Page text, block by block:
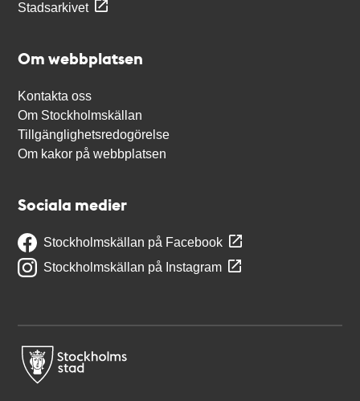
Stadsarkivet
Om webbplatsen
Kontakta oss
Om Stockholmskällan
Tillgänglighetsredogörelse
Om kakor på webbplatsen
Sociala medier
Stockholmskällan på Facebook
Stockholmskällan på Instagram